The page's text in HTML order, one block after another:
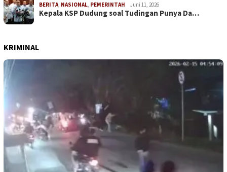
BERITA, NASIONAL, PEMERINTAH Juni 11, 2026
Kepala KSP Dudung soal Tudingan Punya Da…
KRIMINAL